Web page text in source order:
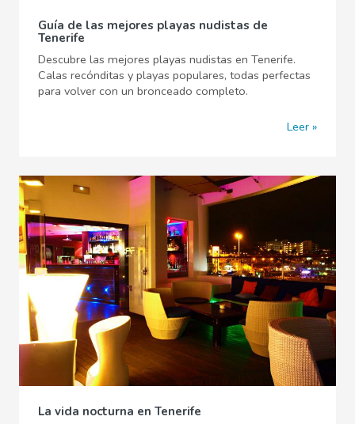
Guía de las mejores playas nudistas de
Tenerife
Descubre las mejores playas nudistas en Tenerife.
Calas recónditas y playas populares, todas perfectas
para volver con un bronceado completo.
Leer
La vida nocturna en Tenerife